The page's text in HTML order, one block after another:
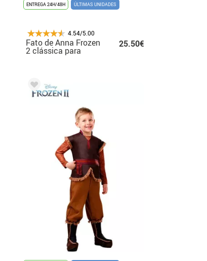
ENTREGA 24H/48H ÚLTIMAS UNIDADES
4.54/5.00
Fato de Anna Frozen
2 clássica para
25.50€